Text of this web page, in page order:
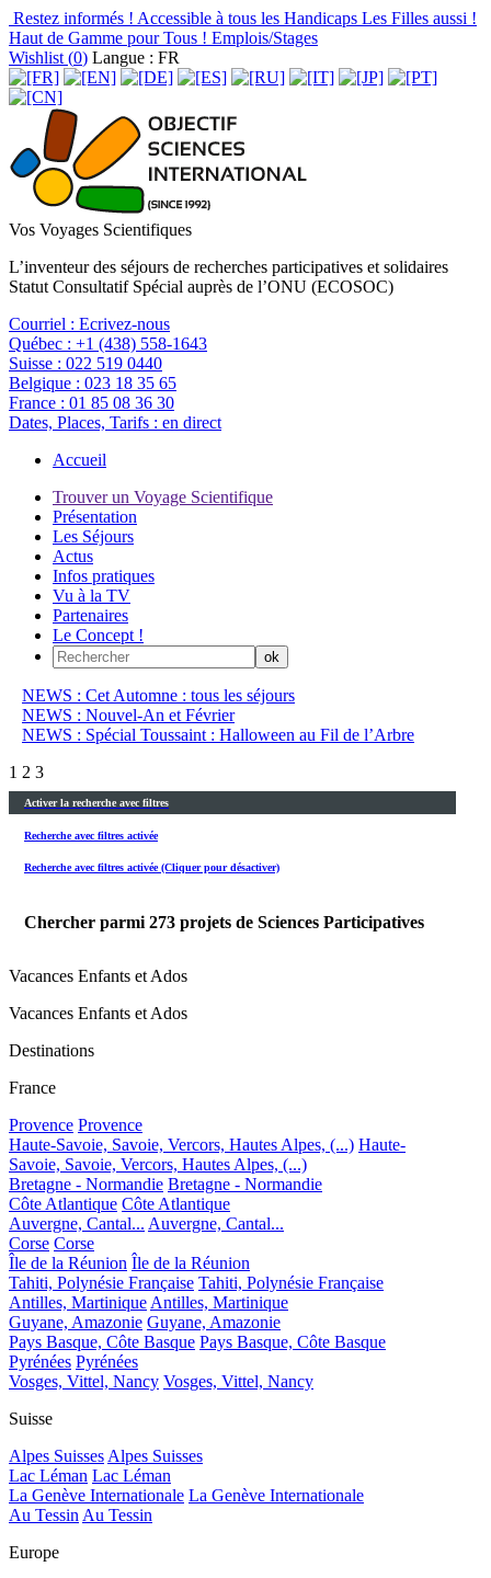
Restez informés ! Accessible à tous les Handicaps Les Filles aussi !
Haut de Gamme pour Tous ! Emplois/Stages
Wishlist (0) Langue : FR
Vos Voyages Scientifiques
L’inventeur des séjours de recherches participatives et solidaires
Statut Consultatif Spécial auprès de l’ONU (ECOSOC)
Courriel : Ecrivez-nous
Québec : +1 (438) 558-1643
Suisse : 022 519 0440
Belgique : 023 18 35 65
France : 01 85 08 36 30
Dates, Places, Tarifs : en direct
Accueil
Trouver un Voyage Scientifique
Présentation
Les Séjours
Actus
Infos pratiques
Vu à la TV
Partenaires
Le Concept !
NEWS : Cet Automne : tous les séjours
NEWS : Nouvel-An et Février
NEWS : Spécial Toussaint : Halloween au Fil de l’Arbre
1 2 3
Activer la recherche avec filtres
Recherche avec filtres activée
Recherche avec filtres activée (Cliquer pour désactiver)
Chercher parmi 273 projets de Sciences Participatives
Vacances Enfants et Ados
Vacances Enfants et Ados
Destinations
France
Provence Provence
Haute-Savoie, Savoie, Vercors, Hautes Alpes, (...) Haute-
Savoie, Savoie, Vercors, Hautes Alpes, (...)
Bretagne - Normandie Bretagne - Normandie
Côte Atlantique Côte Atlantique
Auvergne, Cantal... Auvergne, Cantal...
Corse Corse
Île de la Réunion Île de la Réunion
Tahiti, Polynésie Française Tahiti, Polynésie Française
Antilles, MartiniqueAntilles, Martinique
Guyane, Amazonie Guyane, Amazonie
Pays Basque, Côte Basque Pays Basque, Côte Basque
Pyrénées Pyrénées
Vosges, Vittel, Nancy Vosges, Vittel, Nancy
Suisse
Alpes SuissesAlpes Suisses
Lac Léman Lac Léman
La Genève Internationale La Genève Internationale
Au TessinAu Tessin
Europe